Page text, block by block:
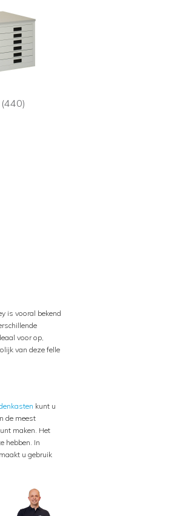
is vooral bekend
voor op,
van deze felle
kunt u
de meest
maken. Het
hebben. In
u gebruik